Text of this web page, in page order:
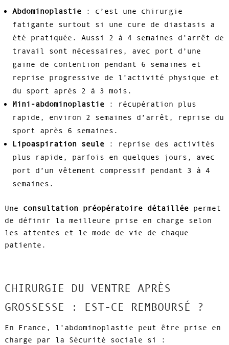
Abdominoplastie: c’est une chirurgie
fatigante surtout si une cure de diastasis a
été pratiquée. Aussi 2 à 4 semaines d’arrêt de
travail sont nécessaires, avec port d’une
gaine de contention pendant 6 semaines et
reprise progressive de l’activité physique et
du sport après 2 à 3 mois.
Mini-abdominoplastie: récupération plus
rapide, environ 2 semaines d’arrêt, reprise du
sport après 6 semaines.
Lipoaspiration seule: reprise des activités
plus rapide, parfois en quelques jours, avec
port d’un vêtement compressif pendant 3 à 4
semaines.
Une consultation préopératoire détailléepermet
de définir la meilleure prise en charge selon
les attentes et le mode de vie de chaque
patiente.
CHIRURGIE DU VENTRE APRÈS
GROSSESSE : EST-CE REMBOURSÉ ?
En France, l’abdominoplastie peut être prise en
charge par la Sécurité sociale si :